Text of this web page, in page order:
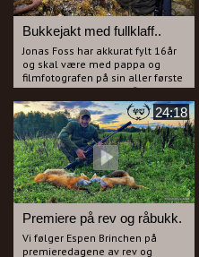
Bukkejakt med fullklaff..
Jonas Foss har akkurat fylt 16år
og skal være med pappa og
filmfotografen på sin aller første
bukkejakt med egen rifle.
Vi har sett ut noen fine bukker i
forkant av jakta som vi skal
forsøke å lure. Sjelden har vi hatt
bedre uttelling på lokkinga og
det blir veldig nærvepirrende når
vi får mulighet på flere bukker
den første dagen.
Dette er filmen for deg som liker
bukkejakt og som i tillegg setter
pris på å se unge jegere lykkes.
Pappa, Aukrust var veldig stolt
av sin sønn etter endt jakt!
24:18
Premiere på rev og råbukk.
Vi følger Espen Brinchen på
premieredagene av rev og